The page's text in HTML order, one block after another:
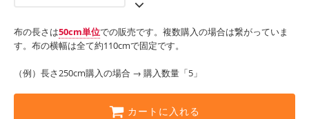
布の長さは50cm単位での販売です。複数購入の場合は繋がっていま
す。布の横幅は全て約110cmで固定です。
（例）長さ250cm購入の場合 → 購入数量「5」
カートに入れる